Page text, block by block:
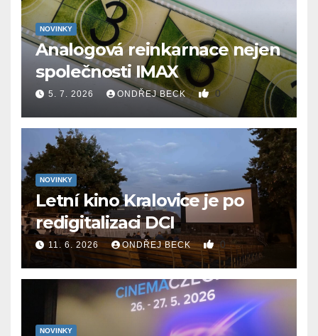
NOVINKY
Analogová reinkarnace nejen
společnosti IMAX
5. 7. 2026 ONDŘEJ BECK 0
NOVINKY
Letní kino Kralovice je po
redigitalizaci DCI
11. 6. 2026 ONDŘEJ BECK 0
NOVINKY